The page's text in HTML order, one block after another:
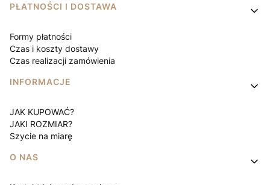
PŁATNOŚCI I DOSTAWA
Formy płatności
Czas i koszty dostawy
Czas realizacji zamówienia
INFORMACJE
JAK KUPOWAĆ?
JAKI ROZMIAR?
Szycie na miarę
O NAS